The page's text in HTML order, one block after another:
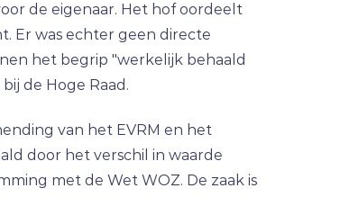
de eigenaar. Het hof oordeelt
Er was echter geen directe
het begrip "werkelijk behaald
de Hoge Raad.
van het EVRM en het
door het verschil in waarde
met de Wet WOZ. De zaak is